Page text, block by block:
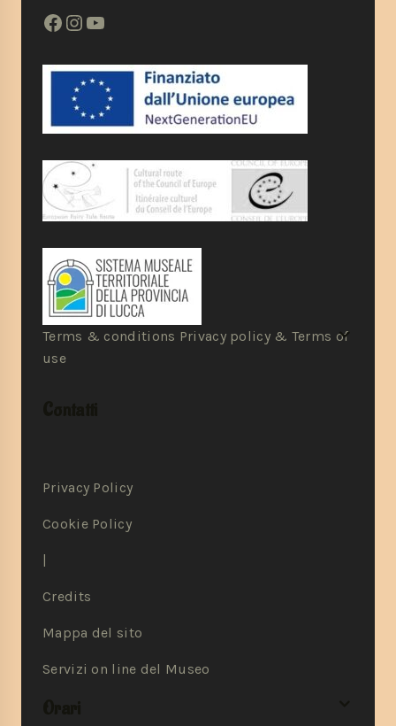
Terms & conditions Privacy policy & Terms of
use
Privacy Policy
Cookie Policy
|
Credits
Mappa del sito
Servizi on line del Museo